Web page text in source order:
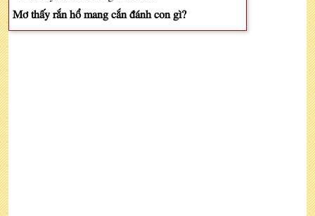
Mơ thấy rắn hổ mang cắn đánh con gì?